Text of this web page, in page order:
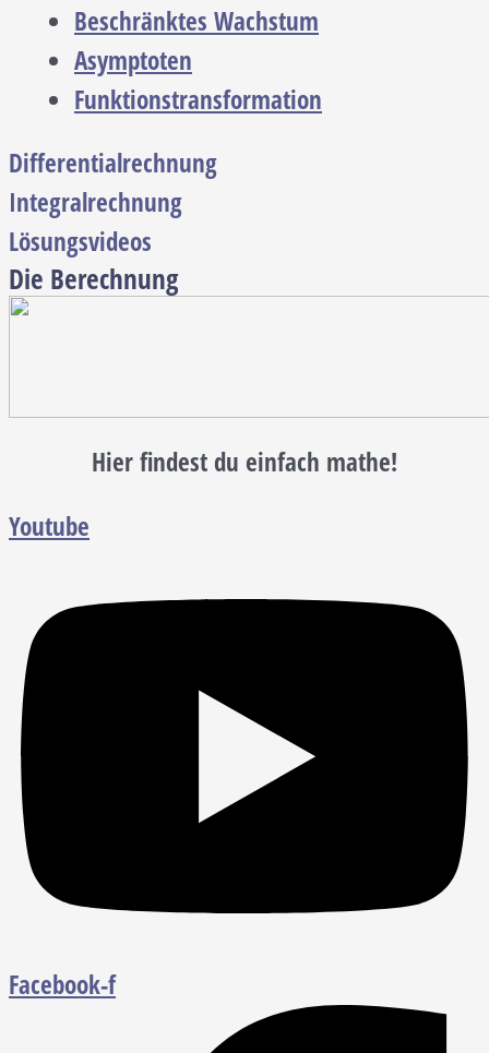
Beschränktes Wachstum
Asymptoten
Funktionstransformation
Differentialrechnung
Integralrechnung
Lösungsvideos
Die Berechnung
Hier findest du einfach mathe!
Youtube
Facebook-f